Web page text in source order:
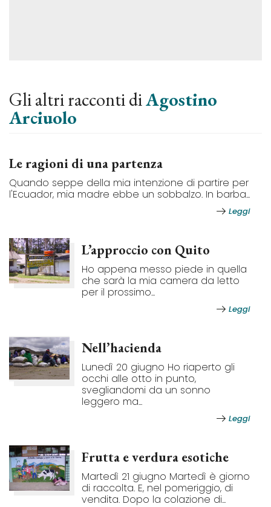
Gli altri racconti diAgostino
Arciuolo
Le ragioni di una partenza
Quando seppe della mia intenzione di partire per
l'Ecuador, mia madre ebbe un sobbalzo. In barba...
Leggi
L’approccio con Quito
Ho appena messo piede in quella
che sarà la mia camera da letto
per il prossimo...
Leggi
Nell’hacienda
Lunedì 20 giugno Ho riaperto gli
occhi alle otto in punto,
svegliandomi da un sonno
leggero ma...
Leggi
Frutta e verdura esotiche
Martedì 21 giugno Martedì è giorno
di raccolta. E, nel pomeriggio, di
vendita. Dopo la colazione di...